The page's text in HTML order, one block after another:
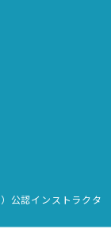
公認インストラクタ